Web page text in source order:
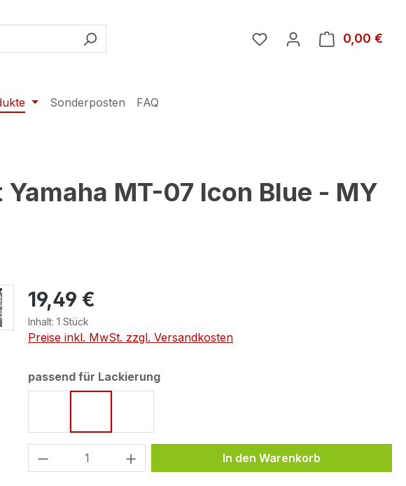
Du hast 0 Produkte auf
0,00 €
Sonderposten FAQ
MT-07 Icon Blue - MY
19,49 €
Inhalt: 1 Stück
Preise inkl. MwSt. zzgl. Versandkosten
passend für Lackierungauswählen
Produkt Anzahl: Gib den gewünschten Wert
In den Warenkorb